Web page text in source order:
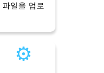
일을 업로
⚙︎